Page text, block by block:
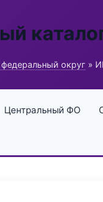
округ »
Центральный ФО